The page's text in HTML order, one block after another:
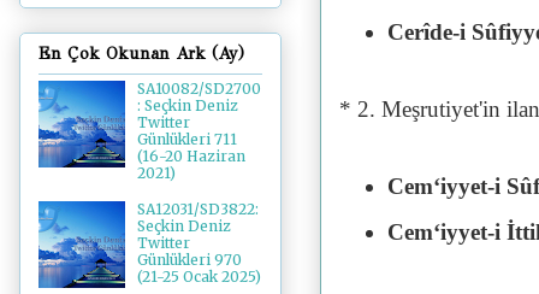
Cerîde-i
* 2. Meşrutiyet'in
Cem‘iyyet-i
Cem‘iyyet-i
En Çok Okunan Ark (Ay)
SA10082/SD2700
: Seçkin Deniz
Twitter
Günlükleri 711
(16-20 Haziran
2021)
SA12031/SD3822:
Seçkin Deniz
Twitter
Günlükleri 970
(21-25 Ocak 2025)